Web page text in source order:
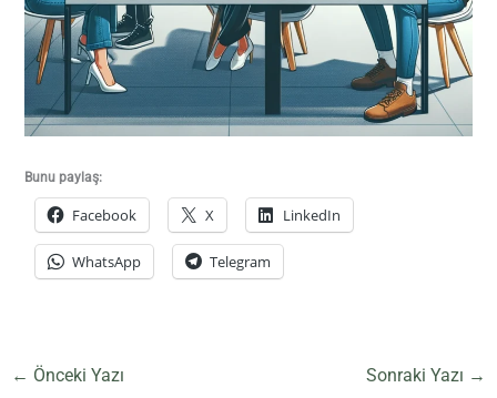
Bunu paylaş:
Facebook X LinkedIn
WhatsApp Telegram
← Önceki Yazı Sonraki Yazı →